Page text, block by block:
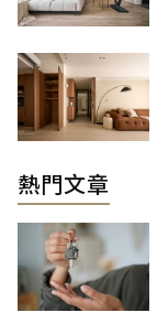
熱門文章